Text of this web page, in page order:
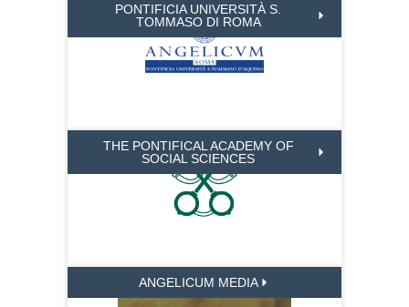
PONTIFICIA UNIVERSITÀ S.
TOMMASO DI ROMA
THE PONTIFICAL ACADEMY OF
SOCIAL SCIENCES
ANGELICUM MEDIA